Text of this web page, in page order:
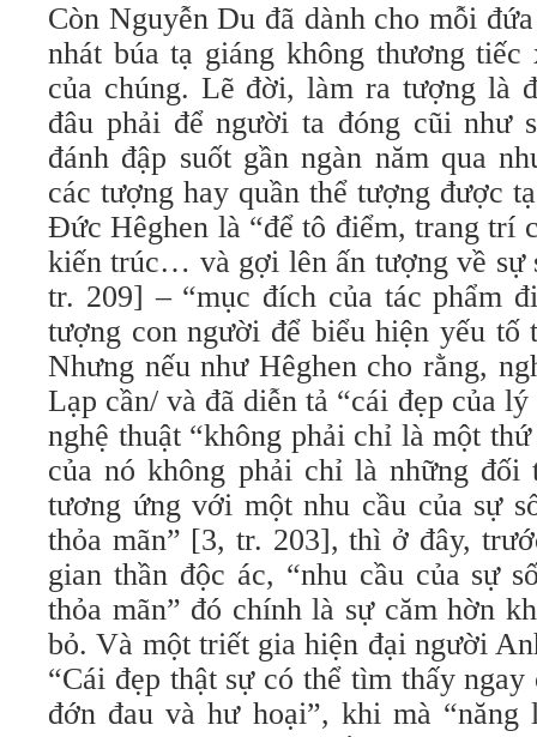
Còn Nguyễn Du đã dành cho mỗi
nhát búa tạ giáng không thương tiếc
của chúng. Lẽ đời, làm ra tượng là
đâu phải để người ta đóng cũi như
đánh đập suốt gần ngàn năm qua
các tượng hay quần thể tượng được
Đức Hêghen là “để tô điểm, trang trí
kiến trúc… và gợi lên ấn tượng về sự
tr. 209] – “mục đích của tác phẩm
tượng con người để biểu hiện yếu tố
Nhưng nếu như Hêghen cho rằng,
Lạp cần/ và đã diễn tả “cái đẹp của
nghệ thuật “không phải chỉ là một
của nó không phải chỉ là những đối
tương ứng với một nhu cầu của sự
thỏa mãn” [3, tr. 203], thì ở đây,
gian thần độc ác, “nhu cầu của sự
thỏa mãn” đó chính là sự căm hờn
bỏ. Và một triết gia hiện đại người
“Cái đẹp thật sự có thể tìm thấy
đớn đau và hư hoại”, khi mà